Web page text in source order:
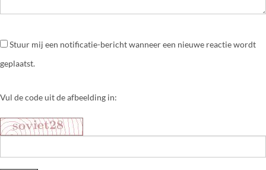
Stuur mij een notificatie-bericht wanneer een nieuwe reactie wordt
geplaatst.
Vul de code uit de afbeelding in: